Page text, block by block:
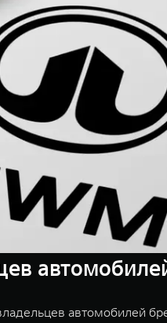
автомобилей